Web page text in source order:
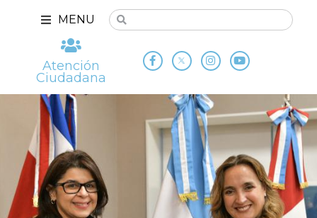
MENU
Atención
Ciudadana